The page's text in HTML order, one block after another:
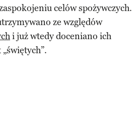
celów spożywczych.
ze względów
i już wtedy doceniano ich